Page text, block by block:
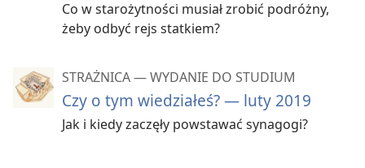
Co w starożytności musiał zrobić podróżny,
żeby odbyć rejs statkiem?
STRAŻNICA — WYDANIE DO STUDIUM
Czy o tym wiedziałeś? — luty 2019
Jak i kiedy zaczęły powstawać synagogi?